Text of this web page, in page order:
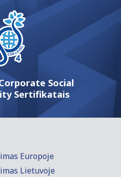
Social
Sertifikatais
Europoje
Lietuvoje